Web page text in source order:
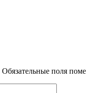
Обязательные поля